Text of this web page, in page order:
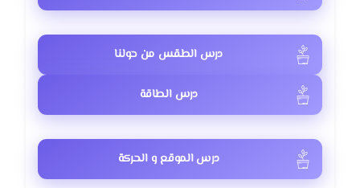
درس الطقس من حولنا
درس الطاقة
درس الموقع و الحركة